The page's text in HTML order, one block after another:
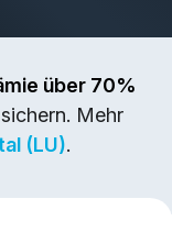
über 70%
Mehr
(LU).